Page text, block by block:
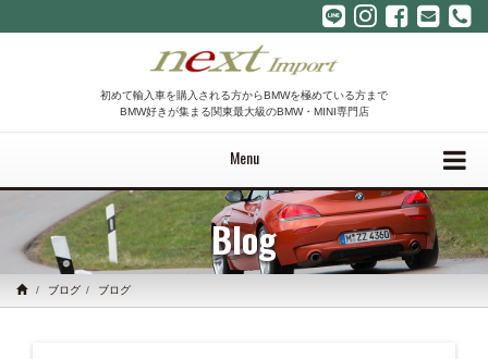
初めて輸入車を購入される方からBMWを極めている方まで
BMW好きが集まる関東最大級のBMW・MINI専門店
Menu
Blog
ブログ ブログ